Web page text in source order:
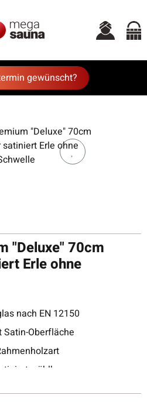
gewünscht?
"Deluxe" 70cm
Erle ohne
nach EN 12150
Oberfläche
wählbar